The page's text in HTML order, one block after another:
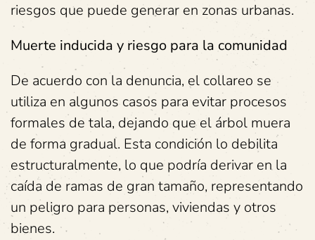
riesgos que puede generar en zonas urbanas.
Muerte inducida y riesgo para la comunidad
De acuerdo con la denuncia, el collareo se
utiliza en algunos casos para evitar procesos
formales de tala, dejando que el árbol muera
de forma gradual. Esta condición lo debilita
estructuralmente, lo que podría derivar en la
caída de ramas de gran tamaño, representando
un peligro para personas, viviendas y otros
bienes.